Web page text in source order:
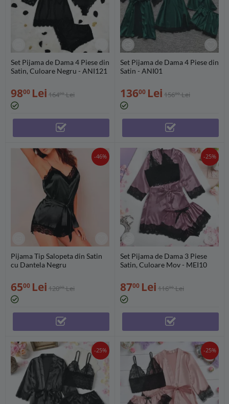
Set Pijama de Dama 4 Piese din
Satin, Culoare Negru - ANI121
9800 Lei 16400 Lei
Set Pijama de Dama 4 Piese din
Satin - ANI01
13600 Lei 15600 Lei
-46%
Pijama Tip Salopeta din Satin
cu Dantela Negru
6500 Lei 12000 Lei
-25%
Set Pijama de Dama 3 Piese
Satin, Culoare Mov - MEI10
8700 Lei 11600 Lei
-25% -25%